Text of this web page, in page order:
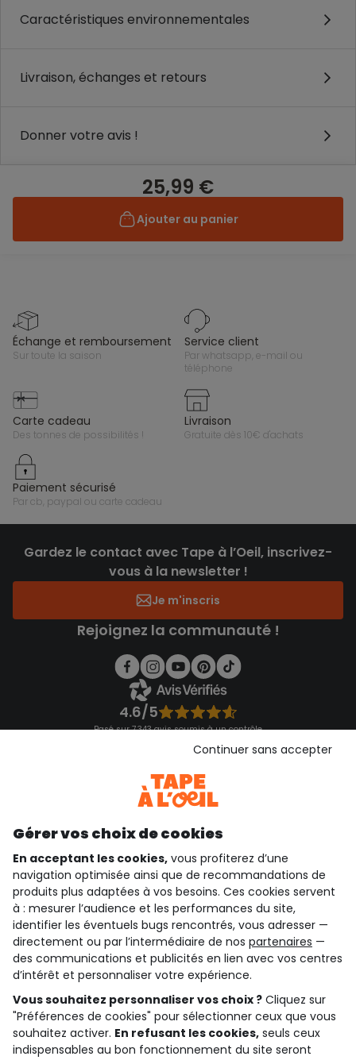
Caractéristiques environnementales
Livraison, échanges et retours
Donner votre avis !
25,99 €
Ajouter au panier
échange et remboursement
sur toute la saison
service client
par whatsapp, e-mail ou
téléphone
carte cadeau
des tonnes de possibilités !
livraison
gratuite dès 10€ d'achats
paiement sécurisé
par cb, paypal ou carte cadeau
Gardez le contact avec Tape à l’Oeil, inscrivez-
vous à la newsletter !
Je m'inscris
Rejoignez la communauté !
4.6/5
Basé sur 7 343 avis soumis à un contrôle
Consulter les CGU
qui sommes-nous ?
besoin d'aide ?
le club fidélité
notre catalogue
Conditions générales de ventes et d'utilisation
Gérer vos choix de cookies
En acceptant les cookies, vous profiterez d’une
navigation optimisée ainsi que de recommandations de
produits plus adaptées à vos besoins. Ces cookies servent
à : mesurer l’audience et les performances du site,
identifier les éventuels bugs rencontrés, vous adresser —
directement ou par l’intermédiaire de nos partenaires —
des communications et publicités en lien avec vos centres
d’intérêt et personnaliser votre expérience.
Vous souhaitez personnaliser vos choix ? Cliquez sur
"Préférences de cookies" pour sélectionner ceux que vous
souhaitez activer. En refusant les cookies, seuls ceux
indispensables au bon fonctionnement du site seront
Continuer sans accepter